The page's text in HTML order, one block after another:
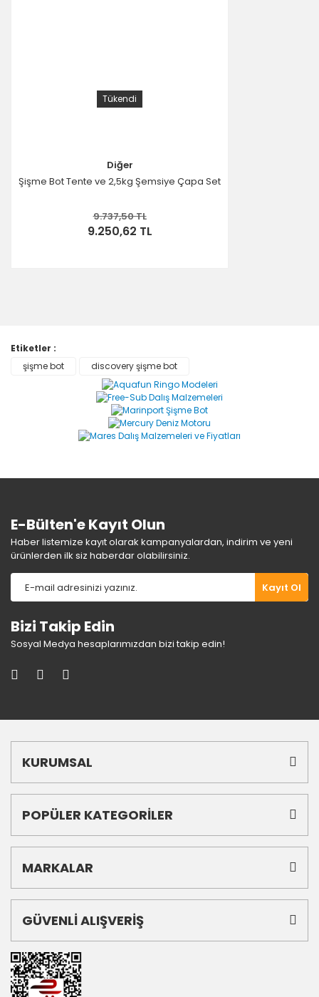
Tükendi
Diğer
Şişme Bot Tente ve 2,5kg Şemsiye Çapa Set
9.737,50 TL
9.250,62 TL
Etiketler :
şişme bot
discovery şişme bot
E-Bülten'e Kayıt Olun
Haber listemize kayıt olarak kampanyalardan, indirim ve yeni
ürünlerden ilk siz haberdar olabilirsiniz.
Kayıt Ol
Bizi Takip Edin
Sosyal Medya hesaplarımızdan bizi takip edin!
KURUMSAL
POPÜLER KATEGORİLER
MARKALAR
GÜVENLİ ALIŞVERİŞ